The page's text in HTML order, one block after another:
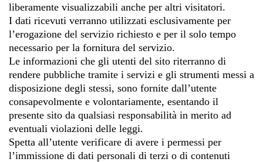
liberamente visualizzabili anche per altri visitatori.
I dati ricevuti verranno utilizzati esclusivamente per
l’erogazione del servizio richiesto e per il solo tempo
necessario per la fornitura del servizio.
Le informazioni che gli utenti del sito riterranno di
rendere pubbliche tramite i servizi e gli strumenti messi a
disposizione degli stessi, sono fornite dall’utente
consapevolmente e volontariamente, esentando il
presente sito da qualsiasi responsabilità in merito ad
eventuali violazioni delle leggi.
Spetta all’utente verificare di avere i permessi per
l’immissione di dati personali di terzi o di contenuti